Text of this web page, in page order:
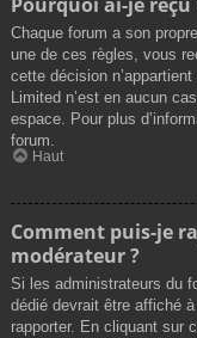
Chaque forum a son
une de ces règles, vous
cette décision
Limited n’est en aucun
espace. Pour plus
forum.
Haut
Comment puis-je
modérateur ?
Si les administrateurs du
dédié devrait être affiché
rapporter. En cliquant sur